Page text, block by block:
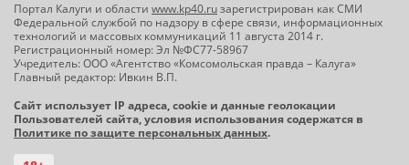
Портал Калуги и области www.kp40.ruзарегистрирован как СМИ
Федеральной службой по надзору в сфере связи, информационных
технологий и массовых коммуникаций 11 августа 2014 г.
Регистрационный номер: Эл №ФС77-58967
Учредитель: ООО «Агентство «Комсомольская правда – Калуга»
Главный редактор: Ивкин В.П.
Сайт использует IP адреса, cookie и данные геолокации
Пользователей сайта, условия использования содержатся в
Политике по защите персональных данных.